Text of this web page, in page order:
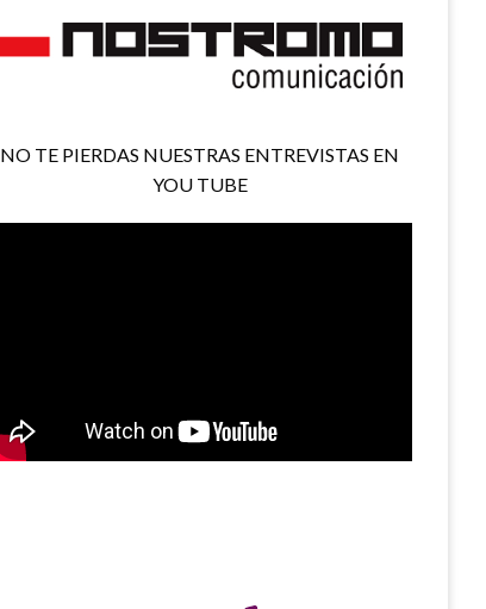
NO TE PIERDAS NUESTRAS ENTREVISTAS EN
YOU TUBE